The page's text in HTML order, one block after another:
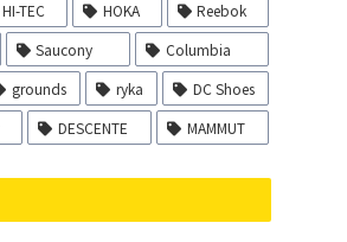
HI-TEC HOKA
Reebok
Saucony
Columbia
grounds ryka
DC Shoes
DESCENTE MAMMUT